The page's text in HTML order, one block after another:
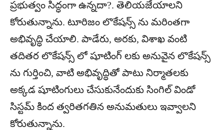
ప్రభుత్వం సిద్ధంగా ఉన్నదా?. తెలియజేయాలని
కోరుతున్నాను. టూరిజం లొకేషన్స్ ను మరింతగా
అభివృద్ధి చేయాలి. పాడేరు, అరకు, విశాఖ వంటి
తదితర లొకేషన్స్ లో షూటింగ్ లకు అనువైన లొకేషన్స్
ను గుర్తించి, వాటి అభివృద్ధితో పాటు నిర్మాతలకు
అక్కడ షూటింగులు చేసుకునేందుకు సింగిల్ విండో
సిస్టమ్ కింద త్వరితగతిన అనుమతులు ఇవ్వాలని
కోరుతున్నాను.